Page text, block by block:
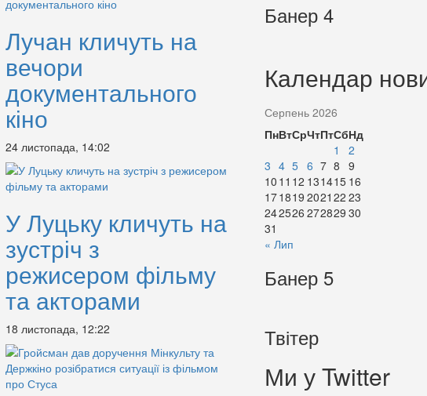
Лучан кличуть на
вечори
документального
кіно
24 листопада, 14:02
У Луцьку кличуть на
зустріч з
режисером фільму
та акторами
18 листопада, 12:22
Банер 4
Календар
Серпень 2026
ПнВтСрЧтПтСбНд
1
2
3 4 5 6 7 8 9
10 11 12 131415 16
171819 2021 22 23
242526 272829 30
31
« Лип
Банер 5
Твітер
Ми у Twitter